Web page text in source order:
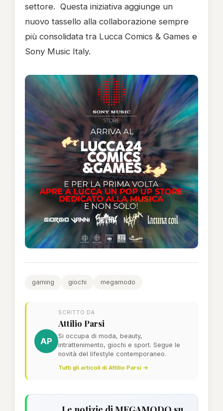
settore. Questa iniziativa aggiunge un
nuovo tassello alla collaborazione sempre
più consolidata tra Lucca Comics & Games e
Sony Music Italy.
gaming giochi megamodo
AP
SCRITTO DA
Attilio Parsi
Si occupa di moda, beauty,
intrattenimento, giochi e sport. Segue le
novità del lifestyle contemporaneo.
Tutti gli articoli di Attilio Parsi →